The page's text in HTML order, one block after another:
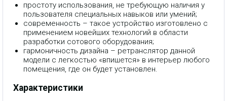
простоту использования, не требующую наличия у
пользователя специальных навыков или умений;
современность – такое устройство изготовлено с
применением новейших технологий в области
разработки сотового оборудования;
гармоничность дизайна – ретранслятор данной
модели с легкостью «впишется» в интерьер любого
помещения, где он будет установлен.
Характеристики